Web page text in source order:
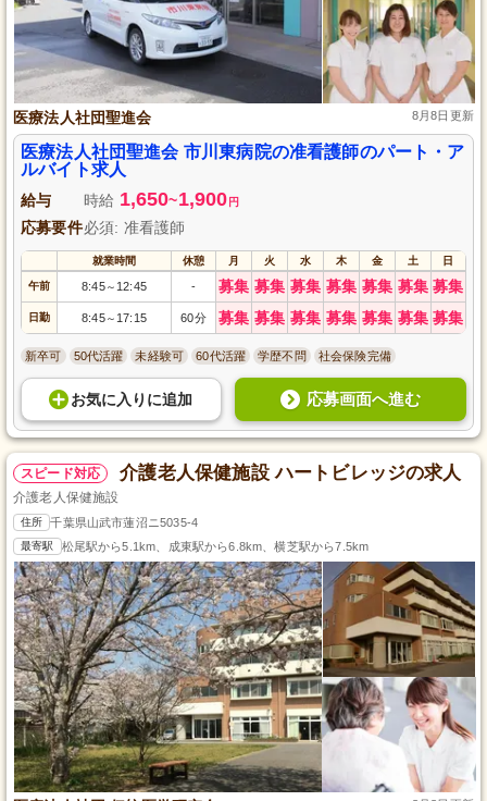
医療法人社団聖進会 8月8日更新
医療法人社団聖進会 市川東病院の准看護師のパート・ア
ルバイト求人
給与 時給 1,650~1,900 円
応募要件必須: 准看護師
就業時間 休憩 月 火 水 木 金 土 日
午前 8:45～ 12:45 - 募集 募集 募集 募集 募集 募集 募集
日勤 8:45～ 17:15 60分 募集 募集 募集 募集 募集 募集 募集
新卒可 50代活躍 未経験可 60代活躍 学歴不問 社会保険完備
お気に入り に追加 応募画面へ進む
スピード対応 介護老人保健施設 ハートビレッジの求人
介護老人保健施設
住所 千葉県山武市蓮沼ニ5035-4
最寄駅 松尾駅から5.1km、成東駅から6.8km、横芝駅から7.5km